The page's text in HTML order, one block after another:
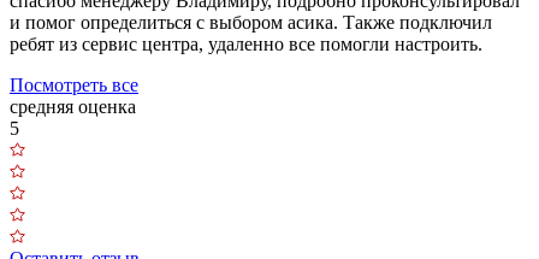
и помог определиться с выбором асика. Также подключил
ребят из сервис центра, удаленно все помогли настроить.
Посмотреть все
средняя оценка
5